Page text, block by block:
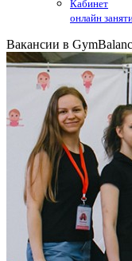
Кабинет
онлайн
Вакансии в